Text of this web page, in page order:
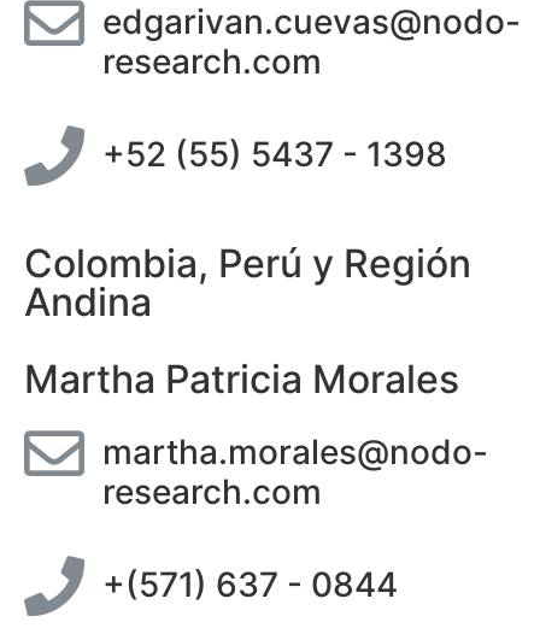
edgarivan.cuevas@nodo-
research.com
+52 (55) 5437 - 1398
Colombia, Perú y Región
Andina
Martha Patricia Morales
martha.morales@nodo-
research.com
+(571) 637 - 0844